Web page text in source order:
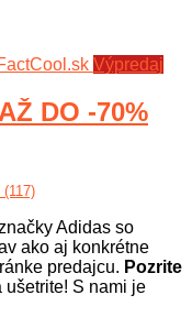
Výpredaj
DO -70%
Adidas so
ako aj konkrétne
predajcu. Pozrite
ušetrite! S nami je